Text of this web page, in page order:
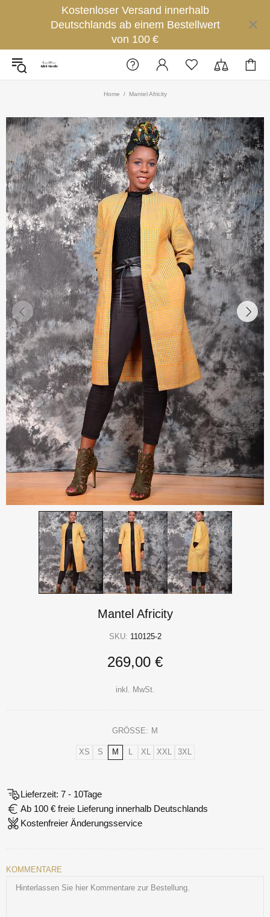
Kostenloser Versand innerhalb
Deutschlands ab einem Bestellwert
von 100 €
Home Mantel Africity
Mantel Africity
SKU: 110125-2
269,00 €
inkl. MwSt.
GRÖSSE: M
XS S M L XL XXL 3XL
Lieferzeit: 7 - 10Tage
Ab 100 € freie Lieferung innerhalb Deutschlands
Kostenfreier Änderungsservice
KOMMENTARE